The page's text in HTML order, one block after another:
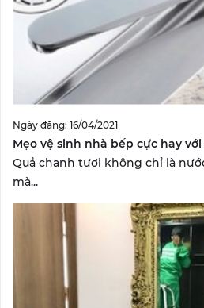
Ngày đăng: 16/04/2021
Mẹo vệ sinh nhà bếp cực hay
Quả chanh tươi không chỉ là
mà...